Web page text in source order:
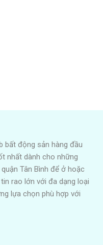
bất động sản hàng đầu
nhất dành cho những
Tân Bình để ở hoặc
rao lớn với đa dạng loại
lựa chọn phù hợp với